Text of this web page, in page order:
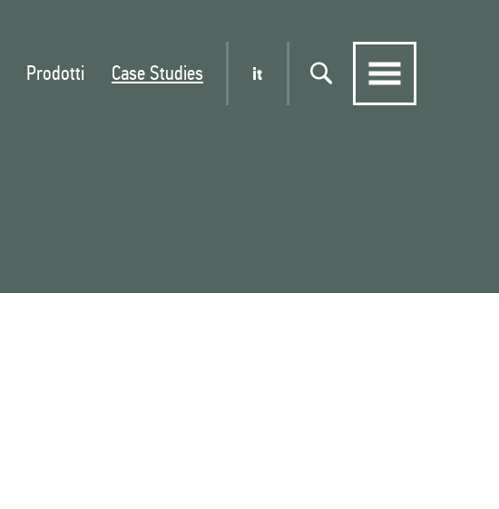
Prodotti Case Studies it